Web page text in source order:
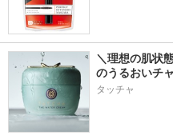
＼理想の肌状
のうるおいチ
タッチャ